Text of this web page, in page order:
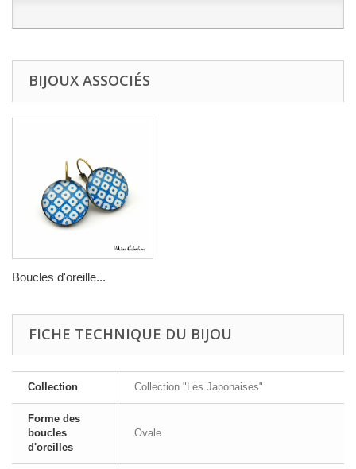
BIJOUX ASSOCIÉS
Boucles d'oreille...
FICHE TECHNIQUE DU BIJOU
Collection Collection "Les Japonaises"
Forme des
boucles
d'oreilles
Ovale